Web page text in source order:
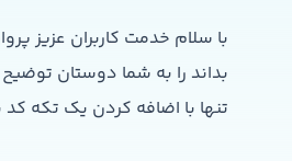
با سلام خدمت کاربران عزیز
بداند را به شما دوستان
تنها با اضافه کردن یک تکه